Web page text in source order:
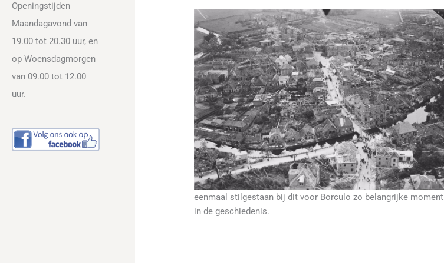
Openingstijden
Maandagavond van
19.00 tot 20.30 uur, en
op Woensdagmorgen
van 09.00 tot 12.00
uur.
eenmaal stilgestaan bij dit voor Borculo zo belangrijke moment
in de geschiedenis.